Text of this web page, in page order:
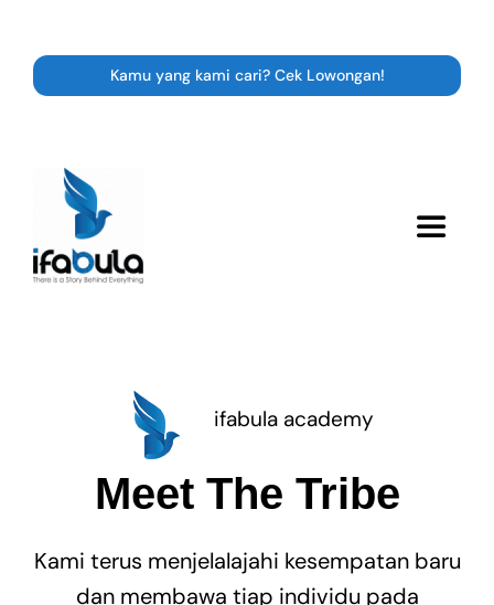
content
Kamu yang kami cari? Cek Lowongan!
Toggle
The Tribe
ifabula academy
Meet The Tribe
Kami terus menjelalajahi kesempatan baru
dan membawa tiap individu pada